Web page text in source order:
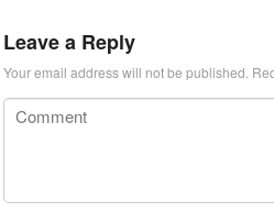
Leave a Reply
Your email address will not be published.